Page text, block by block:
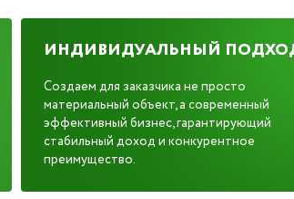
ИНДИВИДУАЛЬНЫЙ
Создаем для заказчика не просто
материальный объект, а современный
эффективный бизнес, гарантирующий
стабильный доход и конкурентное
преимущество.